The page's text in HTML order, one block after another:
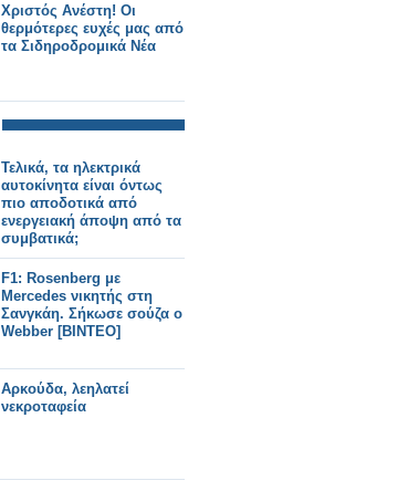
Χριστός Ανέστη! Οι
θερμότερες ευχές μας από
τα Σιδηροδρομικά Νέα
Τελικά, τα ηλεκτρικά
αυτοκίνητα είναι όντως
πιο αποδοτικά από
ενεργειακή άποψη από τα
συμβατικά;
F1: Rosenberg με
Mercedes νικητής στη
Σανγκάη. Σήκωσε σούζα ο
Webber [ΒΙΝΤΕΟ]
Αρκούδα, λεηλατεί
νεκροταφεία